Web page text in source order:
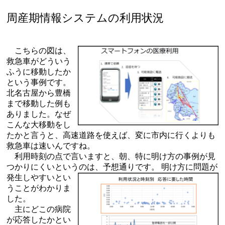
周産期情報システムの利用状況
こちらの図は、
救急車がどういう
ふうに移動したか
という事例です。
北名古屋から豊橋
まで移動した例も
ありました。なぜ
こんな大移動をし
たかと言うと、高速道路を使えば、変に市内に行くよりも
救急車は速いんですね。
利用時刻の点で言いますと、朝、特に明け方の事例が見
つかりにくいというのは、予想通りです。 明け方に問題が
発生しやすいとい
うことがわかりま
した。
主にどこの病院
が応答したかとい